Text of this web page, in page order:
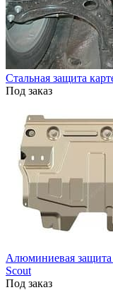
Стальная защита
Под заказ
Алюминиевая
Scout
Под заказ